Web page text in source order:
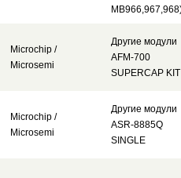
Microchip /
Microsemi
Другие модули
AFM-700
SUPERCAP KIT
Microchip /
Microsemi
Другие модули
ASR-8885Q
SINGLE